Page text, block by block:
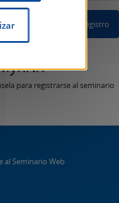
Confirmar Registro
para registrarse al seminario
al Seminario Web